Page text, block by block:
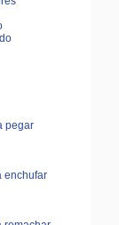
pegar
enchufar